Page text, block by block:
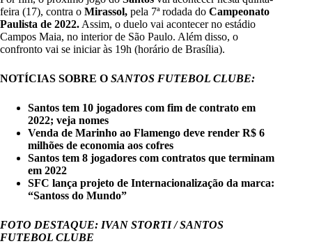
feira (17), contra o Mirassol, pela 7ª rodada do Campeonato
Paulista de 2022. Assim, o duelo vai acontecer no estádio
Campos Maia, no interior de São Paulo. Além disso, o
confronto vai se iniciar às 19h (horário de Brasília).
NOTÍCIAS SOBRE O SANTOS FUTEBOL CLUBE:
Santos tem 10 jogadores com fim de contrato em
2022; veja nomes
Venda de Marinho ao Flamengo deve render R$ 6
milhões de economia aos cofres
Santos tem 8 jogadores com contratos que terminam
em 2022
SFC lança projeto de Internacionalização da marca:
“Santoss do Mundo”
FOTO DESTAQUE: IVAN STORTI / SANTOS
FUTEBOL CLUBE